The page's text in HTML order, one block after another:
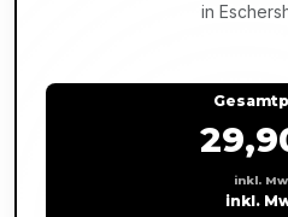
in
inkl.
inkl.